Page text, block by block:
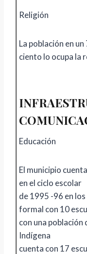
Religión
La población en
ciento lo ocupa la
Educación
El municipio
en el ciclo escolar
de 1995 -96 en
formal con 10
con una población
Indígena
cuenta con 17